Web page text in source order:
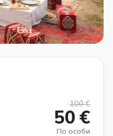
100 €
50 €
По особи